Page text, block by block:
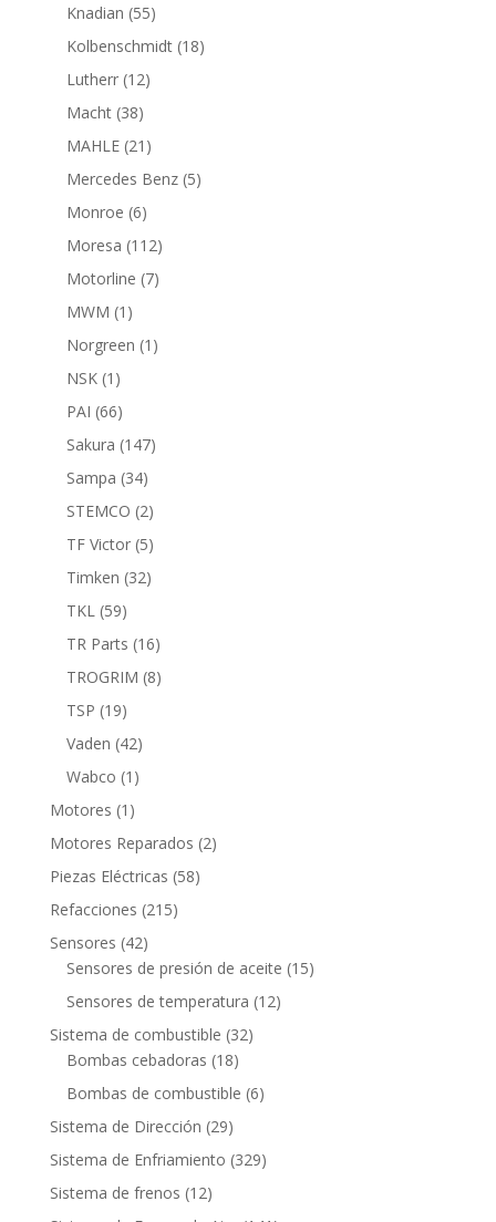
Knadian 5555
productos
Kolbenschmidt 1818
Lutherr 1212
Macht 3838
productos
MAHLE 21 21
productos
Mercedes Benz 55
Monroe 66
productos
Moresa 112112
productos
Motorline 77
MWM 1 1
producto
Norgreen 1 1
NSK 1 1
producto
PAI 6666
productos
Sakura 147147
Sampa 3434
productos
STEMCO 22
productos
TF Victor 55
productos
Timken 3232
TKL 5959
productos
TR Parts 1616
productos
TROGRIM 88
TSP 1919
productos
Vaden 4242
productos
Wabco 1 1
producto
Motores 1 1
producto
Motores Reparados 22
Piezas Eléctricas 5858
Refacciones 215215
Sensores 4242
productos
Sensores de presión de aceite 1515
Sensores de temperatura 1212
Sistema de combustible 3232
Bombas cebadoras 1818
productos
Bombas de combustible 66
Sistema de Dirección 2929
productos
Sistema de Enfriamiento 329329
Sistema de frenos 1212
productos